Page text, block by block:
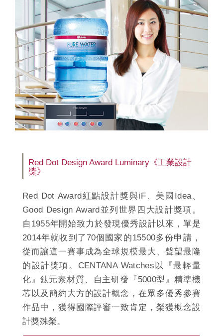
Red Dot Design Award Luminary《工業設計
獎》
Red Dot Award紅點設計獎與iF、美國Idea、
Good Design Award並列世界四大設計獎項。
自1955年開始致力於發現優秀設計以來，單是
2014年就收到了70個國家的15500多份申請，
從而讓這一賽事成為全球規模最大、聲望最隆
的設計獎項。CENTANA Watches以『最輕量
化』鈦元素材質、自主研發『5000型』精準機
芯以及簡約大方的設計概念，在眾多優秀參賽
作品中，獲得國際評審一致肯定，榮獲概念設
計獎殊榮。